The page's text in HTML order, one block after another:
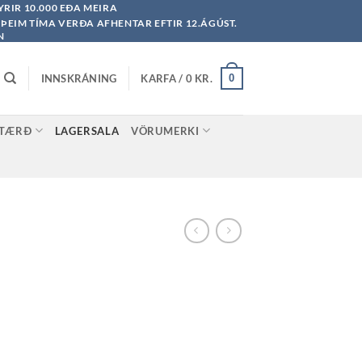
10.000 EÐA MEIRA
TÍMA VERÐA AFHENTAR EFTIR 12.ÁGÚST.
INNSKRÁNING KARFA / 0 KR. 0
LAGERSALA VÖRUMERKI